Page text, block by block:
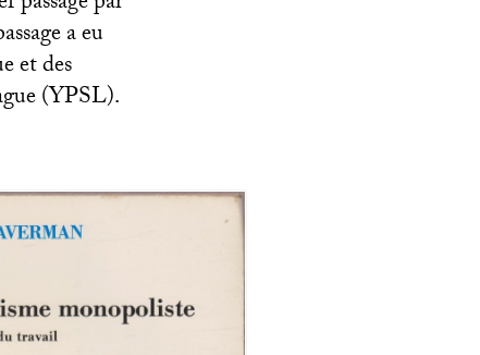
a eu
et des
(YPSL).